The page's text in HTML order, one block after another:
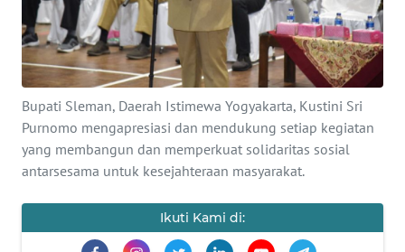
Bupati Sleman, Daerah Istimewa Yogyakarta, Kustini Sri
Purnomo mengapresiasi dan mendukung setiap kegiatan
yang membangun dan memperkuat solidaritas sosial
antarsesama untuk kesejahteraan masyarakat.
Ikuti Kami di:
KONTAK
KAMI
INFO
IKLAN
TENTANG
KAMI